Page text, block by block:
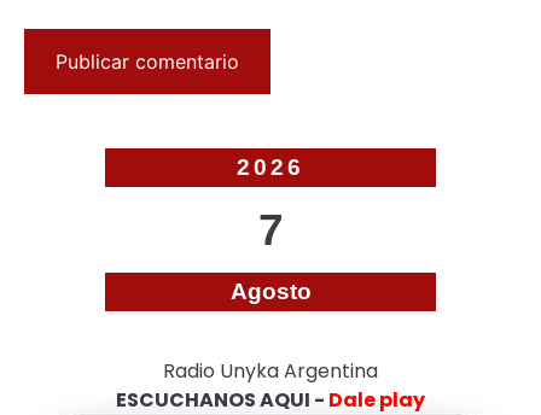
2026
7
Agosto
Radio Unyka Argentina
ESCUCHANOS AQUI - Dale play